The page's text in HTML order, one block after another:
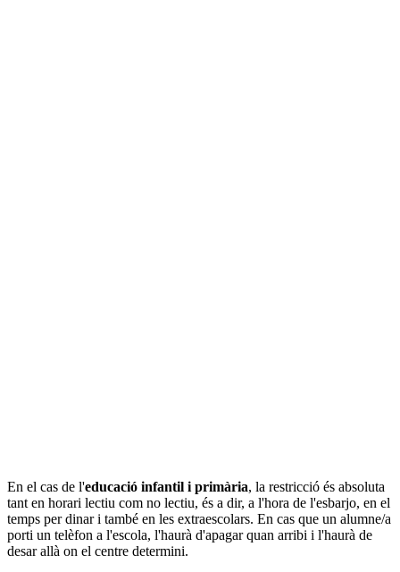
En el cas de l'educació infantil i primària, la restricció és absoluta
tant en horari lectiu com no lectiu, és a dir, a l'hora de l'esbarjo, en el
temps per dinar i també en les extraescolars. En cas que un alumne/a
porti un telèfon a l'escola, l'haurà d'apagar quan arribi i l'haurà de
desar allà on el centre determini.